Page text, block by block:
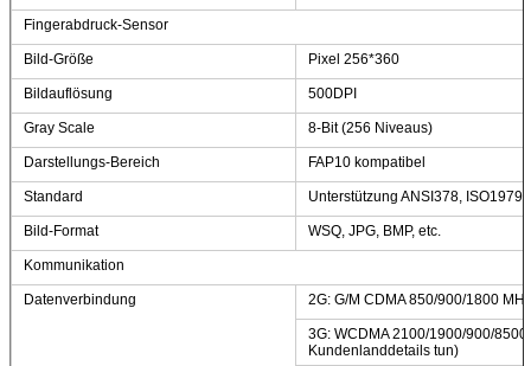
Fingerabdruck-Sensor
Bild-Größe Pixel 256*360
Bildauflösung 500DPI
Gray Scale 8-Bit (256 Niveaus)
Darstellungs-Bereich FAP10 kompatibel
Standard Unterstützung ANSI378,
Bild-Format WSQ, JPG, BMP, etc.
Kommunikation
Datenverbindung 2G: G/M CDMA 850/900/1800
3G: WCDMA 2100/1900/900/
Kundenlanddetails tun)